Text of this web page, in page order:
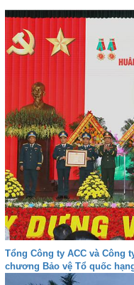
Tổng Công ty ACC và Công
chương Bảo vệ Tổ quốc
Ngày truyền thống